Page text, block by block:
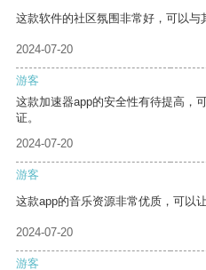
这款软件的社区氛围非常好，可以与
2024-07-20
游客
这款加速器app的安全性有待提高，
证。
2024-07-20
游客
这款app的音乐资源非常优质，可以
2024-07-20
游客